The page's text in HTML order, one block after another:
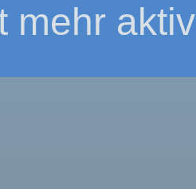
mehr aktiv